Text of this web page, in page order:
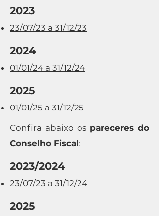
2023
23/07/23 a 31/12/23
2024
01/01/24 a 31/12/24
2025
01/01/25 a 31/12/25
Confira abaixo os pareceres do
Conselho Fiscal:
2023/2024
23/07/23 a 31/12/24
2025